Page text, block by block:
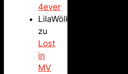
4ever
LilaWölkchen
zu
Lost
in
MV